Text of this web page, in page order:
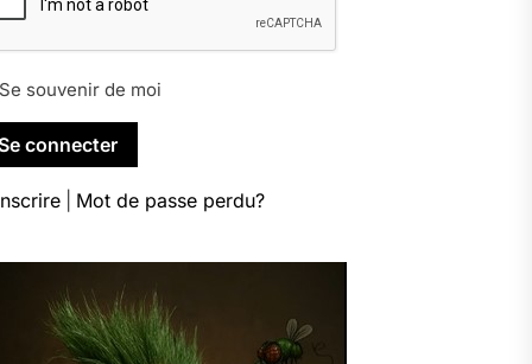
souvenir de moi
Mot de passe perdu?